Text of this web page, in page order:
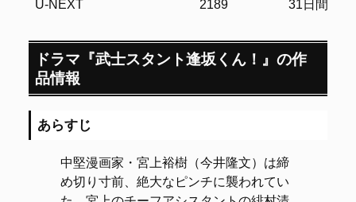
U-NEXT 2189 31日間
ドラマ『武士スタント逢坂くん！』の作
品情報
あらすじ
中堅漫画家・宮上裕樹（今井隆文）は締
め切り寸前、絶大なピンチに襲われてい